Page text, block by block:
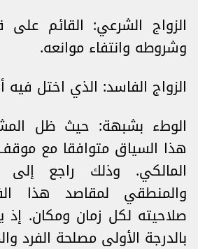
الزواج الشرعي: القائم
وشروطه وانتفاء موانعه.
الزواج الفاسد: الذي اختل
الوطء بشبهة: حيث ظل
هذا السياق متوافقا مع
المالكي. وذلك راجع إلى
والمنطقي لمقاصد هذا
صلاحيته لكل زمان ومكان. إذ
بالدرجة الأولى مصلحة الفرد